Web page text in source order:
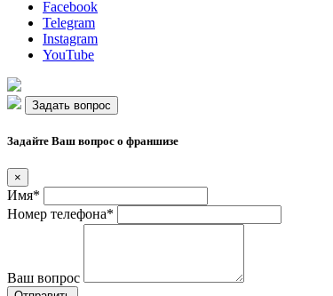
Facebook
Telegram
Instagram
YouTube
Задать вопрос
Задайте Ваш вопрос о франшизе
×
Имя*
Номер телефона*
Ваш вопрос